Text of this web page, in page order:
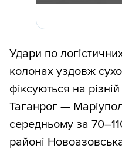
Удари по
колонах уздовж
фіксуються на
Таганрог —
середньому за
районі